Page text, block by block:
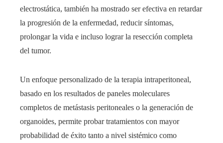
electrostática, también ha mostrado ser efectiva en retardar
la progresión de la enfermedad, reducir síntomas,
prolongar la vida e incluso lograr la resección completa
del tumor.
Un enfoque personalizado de la terapia intraperitoneal,
basado en los resultados de paneles moleculares
completos de metástasis peritoneales o la generación de
organoides, permite probar tratamientos con mayor
probabilidad de éxito tanto a nivel sistémico como